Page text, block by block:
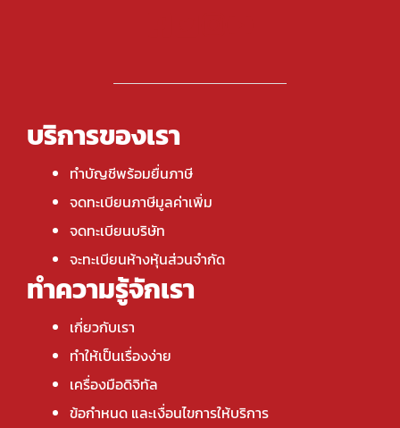
บริการของเรา
ทำบัญชีพร้อมยื่นภาษี
จดทะเบียนภาษีมูลค่าเพิ่ม
จดทะเบียนบริษัท
จะทะเบียนห้างหุ้นส่วนจำกัด
ทำความรู้จักเรา
เกี่ยวกับเรา
ทำให้เป็นเรื่องง่าย
เครื่องมือดิจิทัล
ข้อกำหนด และเงื่อนไขการให้บริการ